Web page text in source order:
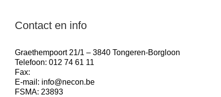
Contact en info
Graethempoort 21/1 – 3840 Tongeren-Borgloon
Telefoon: 012 74 61 11
Fax:
E-mail: info@necon.be
FSMA: 23893